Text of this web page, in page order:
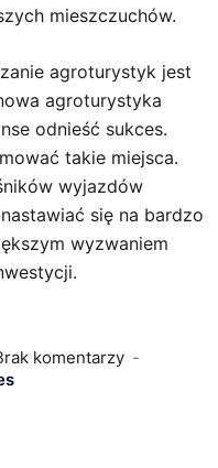
mieszczuchów.
agroturystyk jest
agroturystyka
odnieść sukces.
takie miejsca.
wyjazdów
się na bardzo
wyzwaniem
komentarzy